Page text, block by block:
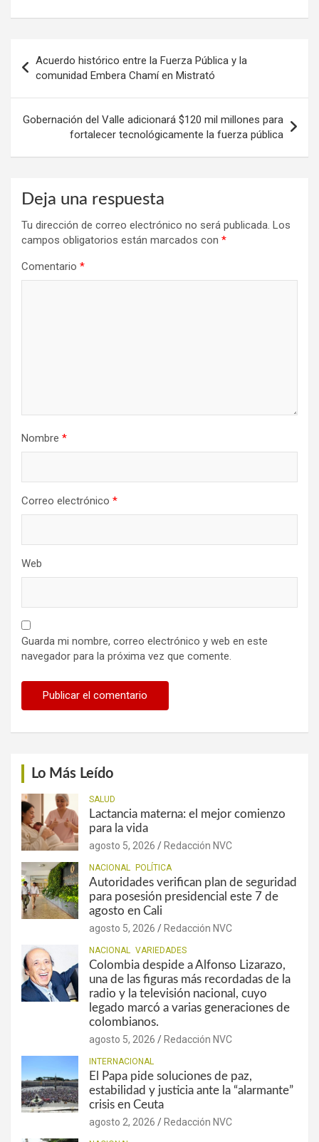
de
entradas
Acuerdo histórico entre la Fuerza Pública y la
comunidad Embera Chamí en Mistrató
Gobernación del Valle adicionará $120 mil millones para
fortalecer tecnológicamente la fuerza pública
Deja una respuesta
Tu dirección de correo electrónico no será publicada. Los
campos obligatorios están marcados con *
Comentario *
Nombre *
Correo electrónico *
Web
Guarda mi nombre, correo electrónico y web en este
navegador para la próxima vez que comente.
Lo Más Leído
SALUD
Lactancia materna: el mejor comienzo
para la vida
agosto 5, 2026 Redacción NVC
NACIONAL POLÍTICA
Autoridades verifican plan de seguridad
para posesión presidencial este 7 de
agosto en Cali
agosto 5, 2026 Redacción NVC
NACIONAL VARIEDADES
Colombia despide a Alfonso Lizarazo,
una de las figuras más recordadas de la
radio y la televisión nacional, cuyo
legado marcó a varias generaciones de
colombianos.
agosto 5, 2026 Redacción NVC
INTERNACIONAL
El Papa pide soluciones de paz,
estabilidad y justicia ante la “alarmante”
crisis en Ceuta
agosto 2, 2026 Redacción NVC